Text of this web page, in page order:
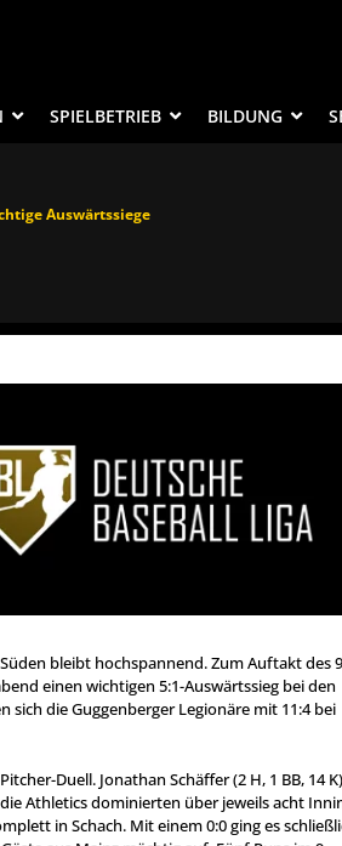
SPIELBETRIEB BILDUNG
Auswärtssiege
bleibt hochspannend. Zum Auftakt des
einen wichtigen 5:1-Auswärtssieg bei den
sich die Guggenberger Legionäre mit 11:4 bei
Duell. Jonathan Schäffer (2 H, 1 BB, 14 K)
Athletics dominierten über jeweils acht
in Schach. Mit einem 0:0 ging es